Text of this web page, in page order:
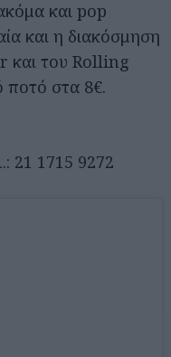
και pop
και η διακόσμηση
και του Rolling
ποτό στα 8€.
21 1715 9272